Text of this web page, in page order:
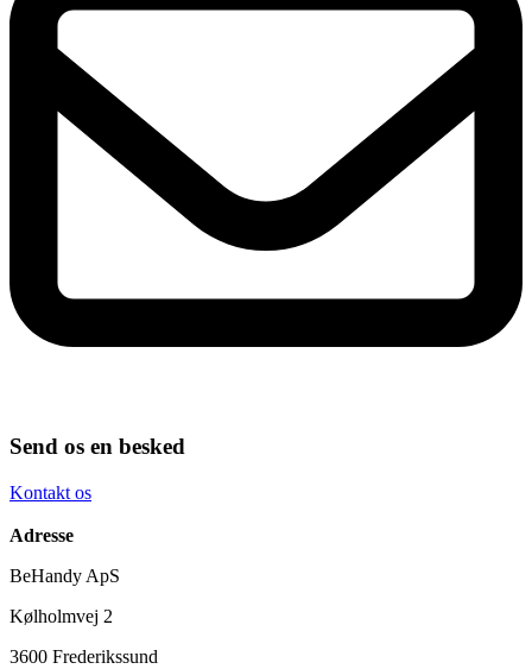
Send os en besked
Kontakt os
Adresse
BeHandy ApS
Kølholmvej 2
3600 Frederikssund